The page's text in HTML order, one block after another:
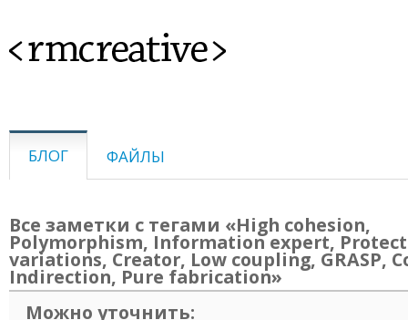
<rmcreative>
БЛОГ ФАЙЛЫ
Все заметки с тегами «High cohesion,
Polymorphism, Information expert,
variations, Creator, Low coupling, GRASP,
Indirection, Pure fabrication»
Можно уточнить: